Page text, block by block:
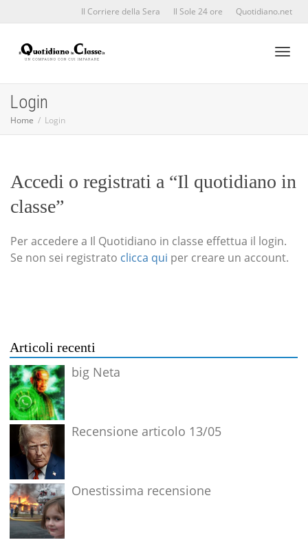
Il Corriere della Sera Il Sole 24 ore Quotidiano.net
Login
Home Login
Accedi o registrati a “Il quotidiano in
classe”
Per accedere a Il Quotidiano in classe effettua il login.
Se non sei registrato clicca qui per creare un account.
Articoli recenti
big Neta
Recensione articolo 13/05
Onestissima recensione